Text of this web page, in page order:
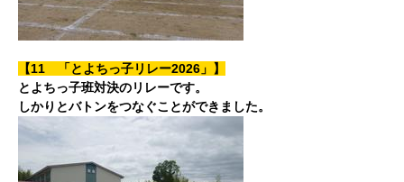
【11 「とよちっ子リレー2026」】
とよちっ子班対決のリレーです。
しかりとバトンをつなぐことができました。